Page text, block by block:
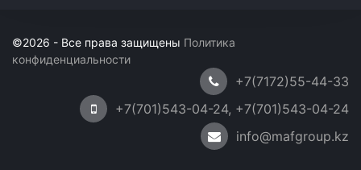
©2026 - Все права защищены Политика
конфиденциальности
+7(7172)55-44-33
+7(701)543-04-24, +7(701)543-04-24
info@mafgroup.kz